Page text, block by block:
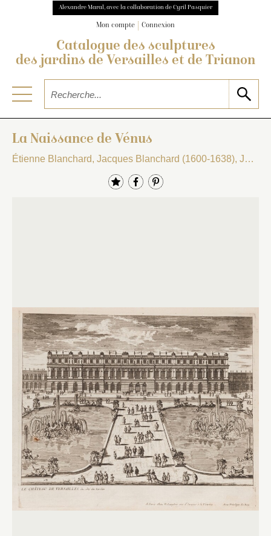
Alexandre Maral, avec la collaboration de Cyril Pasquier
Mon compte Connexion
Catalogue des sculptures
des jardins de Versailles et de Trianon
La Naissance de Vénus
Étienne Blanchard, Jacques Blanchard (1600-1638), Jean Drouilly (1641-1698), Louis Le Conte (1644-1694) et Jean Légeret (1628-1688)